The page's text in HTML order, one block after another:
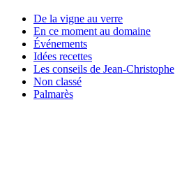
De la vigne au verre
En ce moment au domaine
Événements
Idées recettes
Les conseils de Jean-Christophe
Non classé
Palmarès